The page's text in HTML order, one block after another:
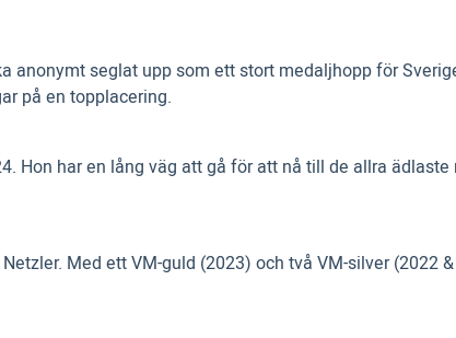
seglat upp som ett stort medaljhopp för
på en topplacering.
Hon har en lång väg att gå för att nå till de allra
Med ett VM-guld (2023) och två VM-silver (2022